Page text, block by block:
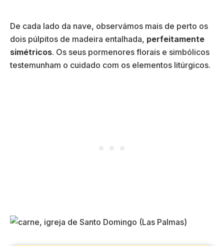
De cada lado da nave, observámos mais de perto os
dois púlpitos de madeira entalhada, perfeitamente
simétricos. Os seus pormenores florais e simbólicos
testemunham o cuidado com os elementos litúrgicos.